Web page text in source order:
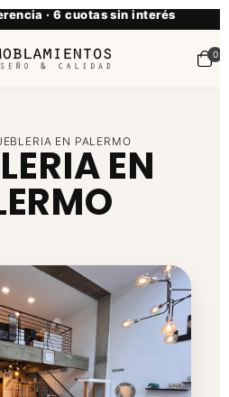
· 6 cuotas sin interés
0
EN PALERMO
EN